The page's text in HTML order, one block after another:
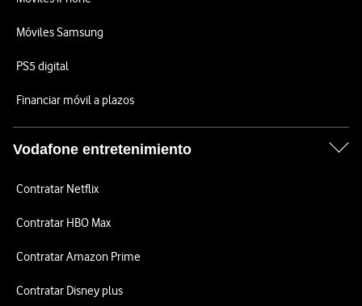
Móviles Samsung
PS5 digital
Financiar móvil a plazos
Vodafone entretenimiento
Contratar Netflix
Contratar HBO Max
Contratar Amazon Prime
Contratar Disney plus